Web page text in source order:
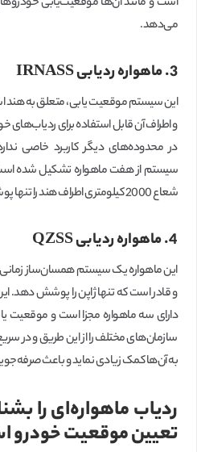
می‌دهد.
3. ماهواره ردیابی IRNASS
این سیستم موقعیت یابی، متعلق به
و اطراف آن قابل استفاده برای
در محدوده‌های دیگر کاربرد خاصی
شعاع 2000 کیلومتری اطراف هند را تنها پوشش می‌دهد.
4. ماهواره ردیابی QZSS
این ماهواره یک سیستم همسان‌ساز زمانی
و قادر است که تنها ژاپن را پوشش دهد.
دارای سه ماهواره مجزا است و موقعیت
سازمان‌های مختلف را از این طریق و در
به آن‌ها کمک زیادی نماید و باعث
ردیاب ماهواره‌ای را
تعیین موقعیت خودرو